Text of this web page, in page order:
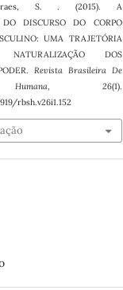
S. . (2015). A
DO DISCURSO DO CORPO
UMA TRAJETÓRIA
DOS
Revista Brasileira De
, 26(1).
rbsh.v26i1.152